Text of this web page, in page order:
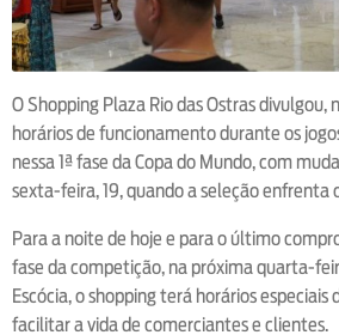
O Shopping Plaza Rio das Ostras divulgou,
horários de funcionamento durante os
nessa 1ª fase da Copa do Mundo, com
sexta-feira, 19, quando a seleção enfrenta
Para a noite de hoje e para o último
fase da competição, na próxima quarta-
Escócia, o shopping terá horários
facilitar a vida de comerciantes e clientes.